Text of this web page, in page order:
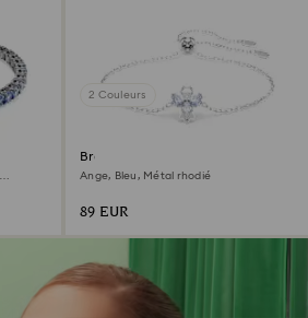
2 Couleurs
Bracelet Magic
Ange, Bleu, Métal rhodié
89 EUR